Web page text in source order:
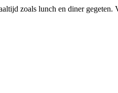
zoals lunch en diner gegeten.